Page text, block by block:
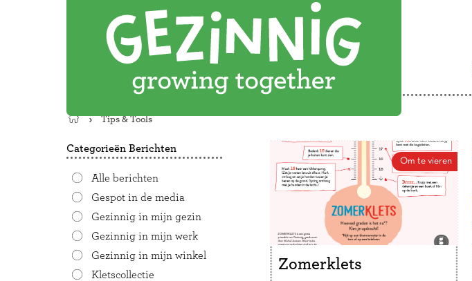
Terug
de
Tips & Tools
Categorieën Berichten
Alle berichten
Gespot in de media
Gezinnig in mijn gezin
Gezinnig in mijn werk
Gezinnig in mijn winkel
Kletscollectie
Om te vieren
Zomerklets